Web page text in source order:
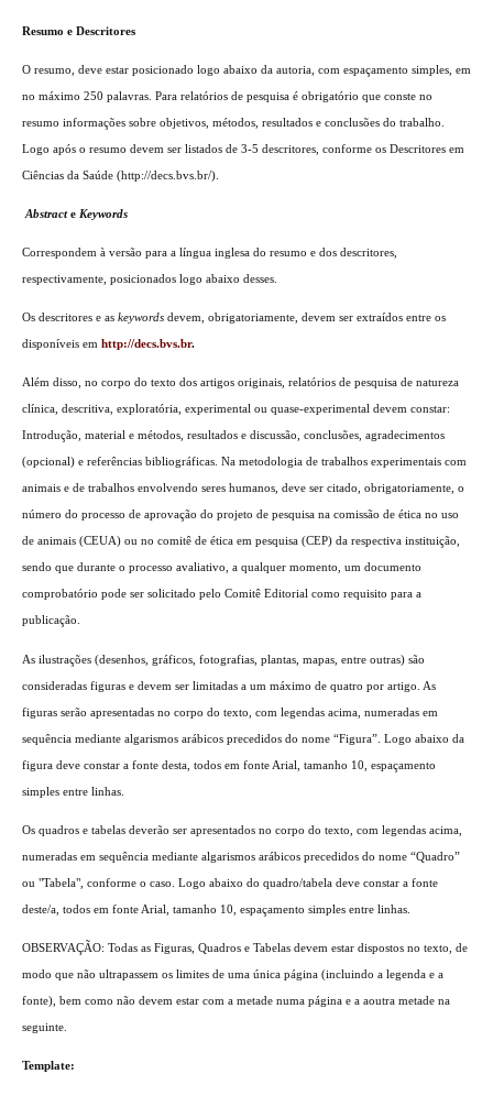
Resumo e Descritores
O resumo, deve estar posicionado logo abaixo da autoria, com espaçamento simples, em
no máximo 250 palavras. Para relatórios de pesquisa é obrigatório que conste no
resumo informações sobre objetivos, métodos, resultados e conclusões do trabalho.
Logo após o resumo devem ser listados de 3-5 descritores, conforme os Descritores em
Ciências da Saúde (http://decs.bvs.br/).
Abstract e Keywords
Correspondem à versão para a língua inglesa do resumo e dos descritores,
respectivamente, posicionados logo abaixo desses.
Os descritores e as keywordsdevem, obrigatoriamente, devem ser extraídos entre os
disponíveis em http://decs.bvs.br.
Além disso, no corpo do texto dos artigos originais, relatórios de pesquisa de natureza
clínica, descritiva, exploratória, experimental ou quase-experimental devem constar:
Introdução, material e métodos, resultados e discussão, conclusões, agradecimentos
(opcional) e referências bibliográficas. Na metodologia de trabalhos experimentais com
animais e de trabalhos envolvendo seres humanos, deve ser citado, obrigatoriamente, o
número do processo de aprovação do projeto de pesquisa na comissão de ética no uso
de animais (CEUA) ou no comitê de ética em pesquisa (CEP) da respectiva instituição,
sendo que durante o processo avaliativo, a qualquer momento, um documento
comprobatório pode ser solicitado pelo Comitê Editorial como requisito para a
publicação.
As ilustrações (desenhos, gráficos, fotografias, plantas, mapas, entre outras) são
consideradas figuras e devem ser limitadas a um máximo de quatro por artigo. As
figuras serão apresentadas no corpo do texto, com legendas acima, numeradas em
sequência mediante algarismos arábicos precedidos do nome “Figura”. Logo abaixo da
figura deve constar a fonte desta, todos em fonte Arial, tamanho 10, espaçamento
simples entre linhas.
Os quadros e tabelas deverão ser apresentados no corpo do texto, com legendas acima,
numeradas em sequência mediante algarismos arábicos precedidos do nome “Quadro”
ou "Tabela", conforme o caso. Logo abaixo do quadro/tabela deve constar a fonte
deste/a, todos em fonte Arial, tamanho 10, espaçamento simples entre linhas.
OBSERVAÇÃO: Todas as Figuras, Quadros e Tabelas devem estar dispostos no texto, de
modo que não ultrapassem os limites de uma única página (incluindo a legenda e a
fonte), bem como não devem estar com a metade numa página e a aoutra metade na
seguinte.
Template: